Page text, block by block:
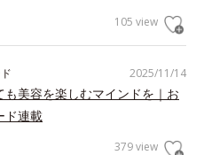
105 view
2025/11/14
も美容を楽しむマインドを｜お
ド連載
379 view